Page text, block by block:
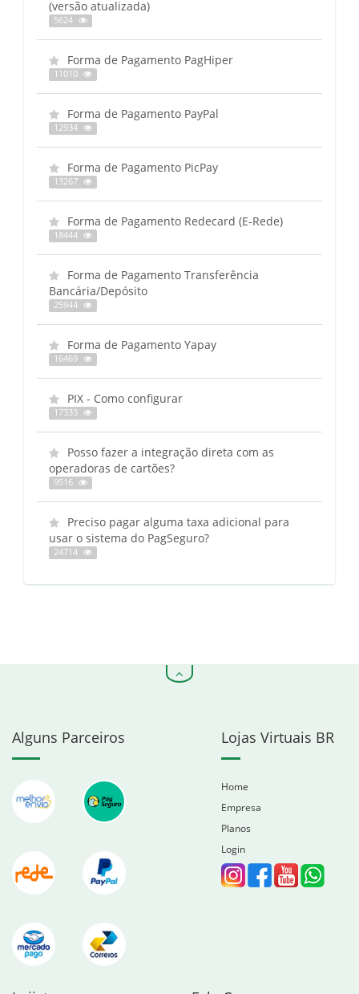
(versão atualizada)
5624
Forma de Pagamento PagHiper
11010
Forma de Pagamento PayPal
12934
Forma de Pagamento PicPay
13267
Forma de Pagamento Redecard (E-Rede)
18444
Forma de Pagamento Transferência
Bancária/Depósito
25944
Forma de Pagamento Yapay
16469
PIX - Como configurar
17333
Posso fazer a integração direta com as
operadoras de cartões?
9516
Preciso pagar alguma taxa adicional para
usar o sistema do PagSeguro?
24714
Alguns Parceiros Lojas Virtuais BR
Home
Empresa
Planos
Login